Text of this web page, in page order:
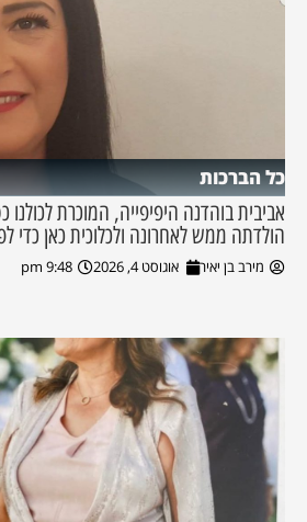
כל הברכות
אביבית בוהדנה היפיפייה, המוכרת
הולדתה ממש לאחרונה ולכלוכית כאן כדי
מירב בן יאיר אוגוסט 4, 2026 9:48 pm